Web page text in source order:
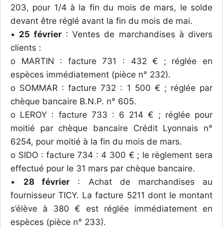
203, pour 1/4 à la fin du mois de mars, le solde
devant être réglé avant la fin du mois de mai.
• 25 février: Ventes de marchandises à divers
clients :
o MARTIN : facture 731 : 432 € ; réglée en
espèces immédiatement (pièce n° 232).
o SOMMAR : facture 732 : 1 500 € ; réglée par
chèque bancaire B.N.P. n° 605.
o LEROY : facture 733 : 6 214 € ; réglée pour
moitié par chèque bancaire Crédit Lyonnais n°
6254, pour moitié à la fin du mois de mars.
o SIDO : facture 734 : 4 300 € ; le règlement sera
effectué pour le 31 mars par chèque bancaire.
• 28 février : Achat de marchandises au
fournisseur TICY. La facture 5211 dont le montant
s’élève à 380 € est réglée immédiatement en
espèces (pièce n° 233).